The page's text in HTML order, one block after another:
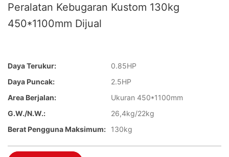
Peralatan Kebugaran Kustom 130kg
450*1100mm Dijual
Daya Terukur:
0.85HP
Daya Puncak:
2.5HP
Area Berjalan:
Ukuran 450*1100mm
G.W./N.W.:
26,4kg/22kg
Berat Pengguna Maksimum:
130kg